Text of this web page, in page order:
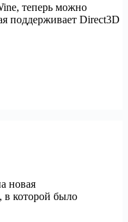
теперь можно
поддерживает Direct3D
новая
в которой было